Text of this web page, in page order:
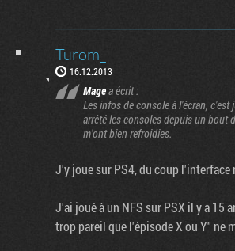
Turom_
16.12.2013
Magea écrit :
Les infos de console à l'écran,
arrêté les consoles depuis un bout
m'ont bien refroidies.
J'y joue sur PS4, du coup l'interface
J'ai joué à un NFS sur PSX il y a 15
trop pareil que l'épisode X ou Y" ne